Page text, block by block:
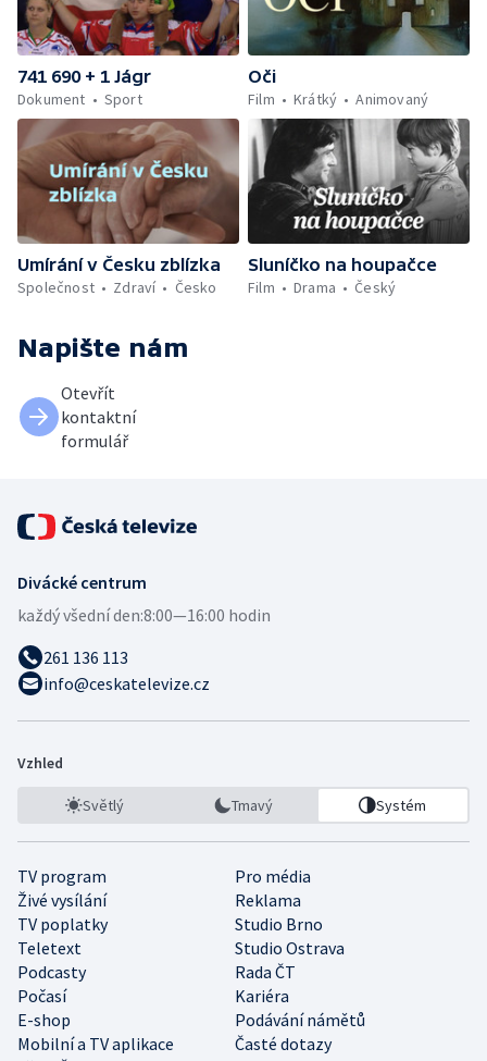
741 690 + 1 Jágr
Dokument
Sport
Oči
Film
Krátký Animovaný
Umírání v Česku zblízka
Společnost
Zdraví Česko
Sluníčko na houpačce
Film
Drama Český
Napište nám
Otevřít
kontaktní
formulář
Divácké centrum
každý všední den:8:00—16:00 hodin
261 136 113
info@ceskatelevize.cz
Vzhled
Světlý Tmavý Systém
TV program
Pro média
Živé vysílání
Reklama
TV poplatky
Studio Brno
Teletext
Studio Ostrava
Podcasty
Rada ČT
Počasí
Kariéra
E-shop
Podávání námětů
Mobilní a TV aplikace
Časté dotazy